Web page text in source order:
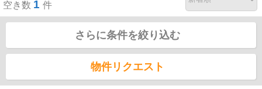
空き数 1 件
さらに条件を絞り込む
物件リクエスト